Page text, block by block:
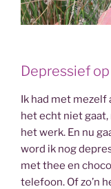
Depressief
Ik had met
het echt niet
het werk. En nu
word ik nog
met thee en
telefoon. Of zo’n